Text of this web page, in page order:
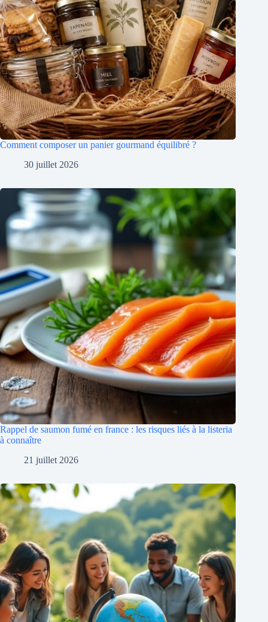
Comment composer un panier gourmand équilibré ?
30 juillet 2026
Rappel de saumon fumé en france : les risques liés à la listeria
à connaître
21 juillet 2026